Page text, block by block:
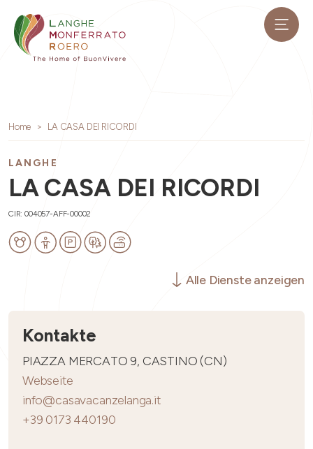
Home LA CASA DEI RICORDI
LANGHE
LA CASA DEI RICORDI
CIR: 004057-AFF-00002
Alle Dienste anzeigen
Kontakte
PIAZZA MERCATO 9, CASTINO (CN)
Webseite
info@casavacanzelanga.it
+39 0173 440190